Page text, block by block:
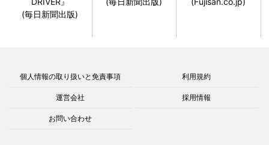
(毎日新聞出版)
個人情報の取り扱いと免責事項 利用規約
運営会社 採用情報
お問い合わせ